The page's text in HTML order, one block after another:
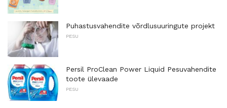
Puhastusvahendite võrdlusuuringute projekt
PESU
Persil ProClean Power Liquid Pesuvahendite
toote ülevaade
PESU